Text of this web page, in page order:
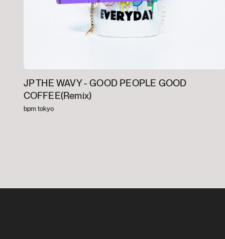
JP THE WAVY -GOOD PEOPLE GOOD
COFFEE(Remix)
bpm tokyo